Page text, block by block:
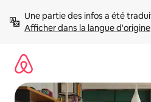
directement
Afficher dans la langue d'origine